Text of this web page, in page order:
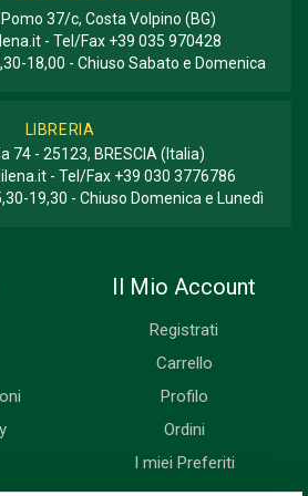
37/c, Costa Volpino (BG)
- Tel/Fax +39 035 970428
18,00 - Chiuso Sabato e Domenica
LIBRERIA
74 - 25123, BRESCIA (Italia)
- Tel/Fax +39 030 3776786
19,30 - Chiuso Domenica e Lunedì
Il Mio Account
Registrati
Carrello
Profilo
Ordini
I miei Preferiti